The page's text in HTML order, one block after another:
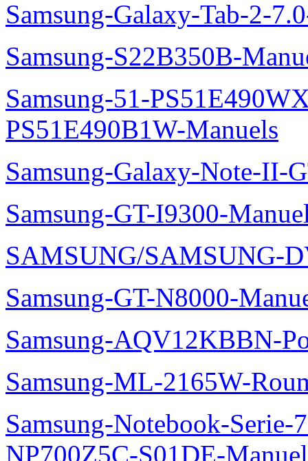
Samsung-Galaxy-Tab-2-
Samsung-S22B350B-
Samsung-51-
PS51E490B1W-Manuels
Samsung-Galaxy-Note-II-
Samsung-GT-I9300-
SAMSUNG/SAMSUNG-
Samsung-GT-N8000-
Samsung-AQV12KBBN-
Samsung-ML-2165W-
Samsung-Notebook-
NP700Z5C-S01DE-